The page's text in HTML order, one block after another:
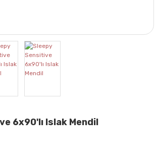
6x90'lı Islak Mendil